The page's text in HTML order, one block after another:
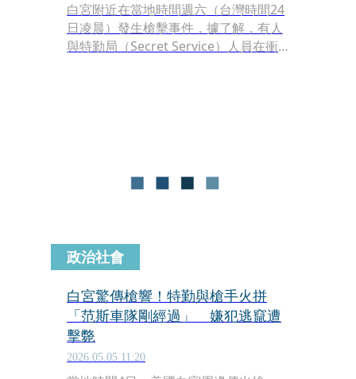
白宮附近在當地時間週六（台灣時間24
日凌晨）發生槍擊事件，據了解，有人
與特勤局（Secret Service）人員在衝
政治社會
白宮驚傳槍響！特勤與槍手火拼
「范斯車隊剛經過」 嫌犯逃竄遭
擊斃
2026.05.05 11:20